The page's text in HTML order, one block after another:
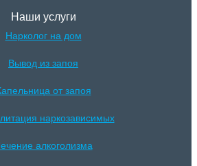
Наши услуги
Нарколог на дом
Вывод из запоя
от запоя
наркозависимых
алкоголизма